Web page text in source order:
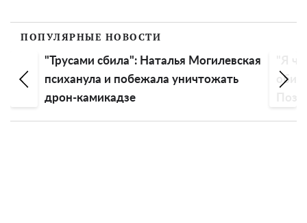
ПОПУЛЯРНЫЕ НОВОСТИ
"Трусами сбила": Наталья Могилевская
психанула и побежала уничтожать
дрон-камикадзе